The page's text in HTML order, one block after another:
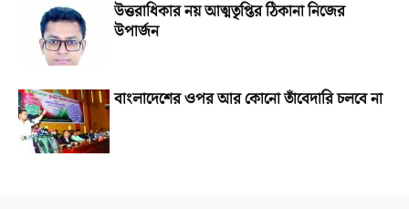
উত্তরাধিকার নয় আত্মতৃপ্তির ঠিকানা নিজের
উপার্জন
বাংলাদেশের ওপর আর কোনো তাঁবেদারি চলবে না